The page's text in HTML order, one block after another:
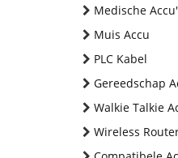
Medische
Muis Accu
PLC Kabel
Gereedschap
Walkie Talkie
Wireless